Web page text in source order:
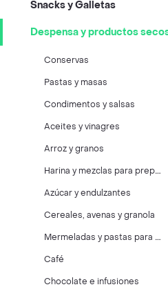
Snacks y Galletas
Despensa y productos
Conservas
Pastas y masas
Condimentos y salsas
Aceites y vinagres
Arroz y granos
H
arina y mezclas para preparar
Azúcar y endulzantes
Cereales, avenas y granola
M
ermeladas y pastas para untar
Café
Chocolate e infusiones